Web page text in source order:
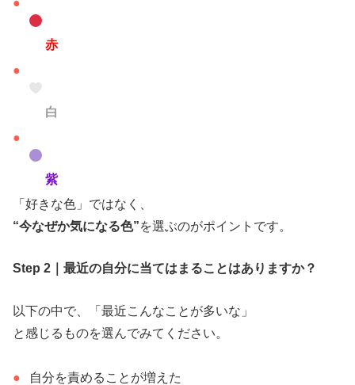
赤
白
紫
「好きな色」ではなく、
“今なぜか気になる色”を選ぶのがポイントです。
Step 2｜最近の自分に当てはまることはありますか？
以下の中で、「最近こんなことが多いな」
と感じるものを選んでみてください。
自分を責めることが増えた